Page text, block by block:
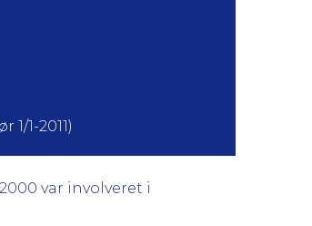
1-2011)
var involveret i